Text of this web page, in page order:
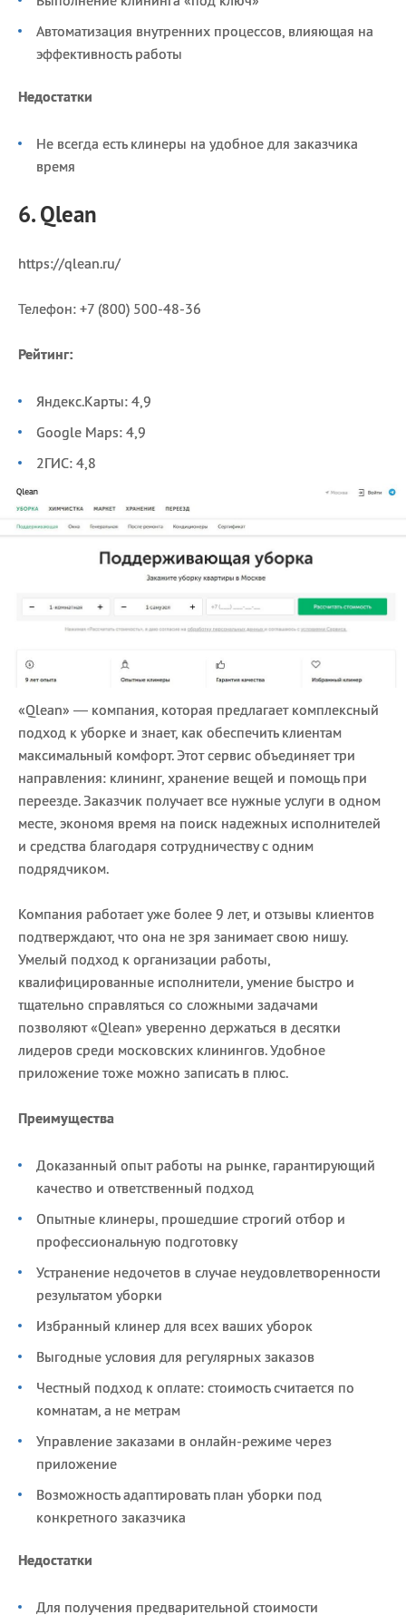
Автоматизация внутренних процессов, влияющая на
эффективность работы
Недостатки
Не всегда есть клинеры на удобное для заказчика
время
6. Qlean
https://qlean.ru/
Телефон: +7 (800) 500-48-36
Рейтинг:
Яндекс.Карты: 4,9
Google Maps: 4,9
2ГИС: 4,8
«Qlean» — компания, которая предлагает комплексный
подход к уборке и знает, как обеспечить клиентам
максимальный комфорт. Этот сервис объединяет три
направления: клининг, хранение вещей и помощь при
переезде. Заказчик получает все нужные услуги в одном
месте, экономя время на поиск надежных исполнителей
и средства благодаря сотрудничеству с одним
подрядчиком.
Компания работает уже более 9 лет, и отзывы клиентов
подтверждают, что она не зря занимает свою нишу.
Умелый подход к организации работы,
квалифицированные исполнители, умение быстро и
тщательно справляться со сложными задачами
позволяют «Qlean» уверенно держаться в десятки
лидеров среди московских клинингов. Удобное
приложение тоже можно записать в плюс.
Преимущества
Доказанный опыт работы на рынке, гарантирующий
качество и ответственный подход
Опытные клинеры, прошедшие строгий отбор и
профессиональную подготовку
Устранение недочетов в случае неудовлетворенности
результатом уборки
Избранный клинер для всех ваших уборок
Выгодные условия для регулярных заказов
Честный подход к оплате: стоимость считается по
комнатам, а не метрам
Управление заказами в онлайн-режиме через
приложение
Возможность адаптировать план уборки под
конкретного заказчика
Недостатки
Для получения предварительной стоимости